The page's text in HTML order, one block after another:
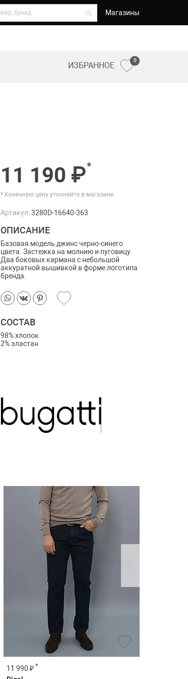
Магазины
ИЗБРАННОЕ
0
11 190 ₽*
* Конечную цену уточняйте в магазине.
Артикул:3280D-16640-363
ОПИСАНИЕ
Базовая модель джинс черно-синего
цвета. Застежка на молнию и пуговицу.
Два боковых кармана с небольшой
аккуратной вышивкой в форме логотипа
бренда.
СОСТАВ
98% хлопок
2% эластан
11 990 ₽ *